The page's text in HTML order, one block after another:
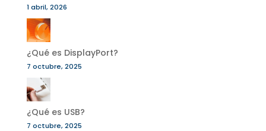
1 abril, 2026
¿Qué es DisplayPort?
7 octubre, 2025
¿Qué es USB?
7 octubre, 2025